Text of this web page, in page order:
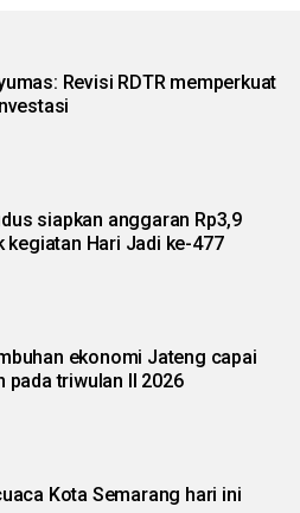
Revisi RDTR memperkuat
siapkan anggaran Rp3,9
kegiatan Hari Jadi ke-477
ekonomi Jateng capai
pada triwulan II 2026
Kota Semarang hari ini